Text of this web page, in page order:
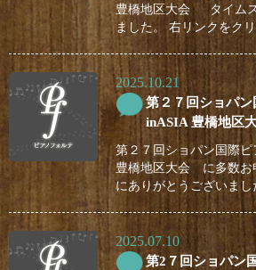
豊橋地区大会 タイム
ました。 右リンクをク
2025.10.21
第２７回ショパ
inASIA 豊橋地区
第２７回ショパン国際
豊橋地区大会 に多数お
にありがとうございまし
2025.07.10
第2７回ショパン